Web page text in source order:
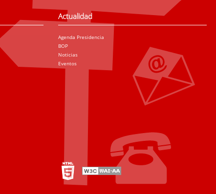
Actualidad
Agenda Presidencia
BOP
Noticias
Eventos